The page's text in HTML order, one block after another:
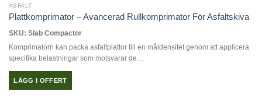
flera
De
olika
alternativen
ASFALT
Plattkomprimator – Avancerad Rullkomprimator För Asfaltskiva
SKU: Slab Compactor
Komprimatorn kan packa asfaltplattor till en måldensitet genom att applicera
specifika belastningar som motsvarar de…
LÄGG I OFFERT